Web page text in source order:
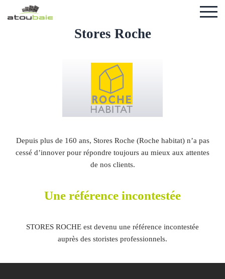
Stores Roche
Depuis plus de 160 ans, Stores Roche (Roche habitat) n’a pas
cessé d’innover pour répondre toujours au mieux aux attentes
de nos clients.
Une référence incontestée
STORES ROCHE est devenu une référence incontestée
auprès des storistes professionnels.